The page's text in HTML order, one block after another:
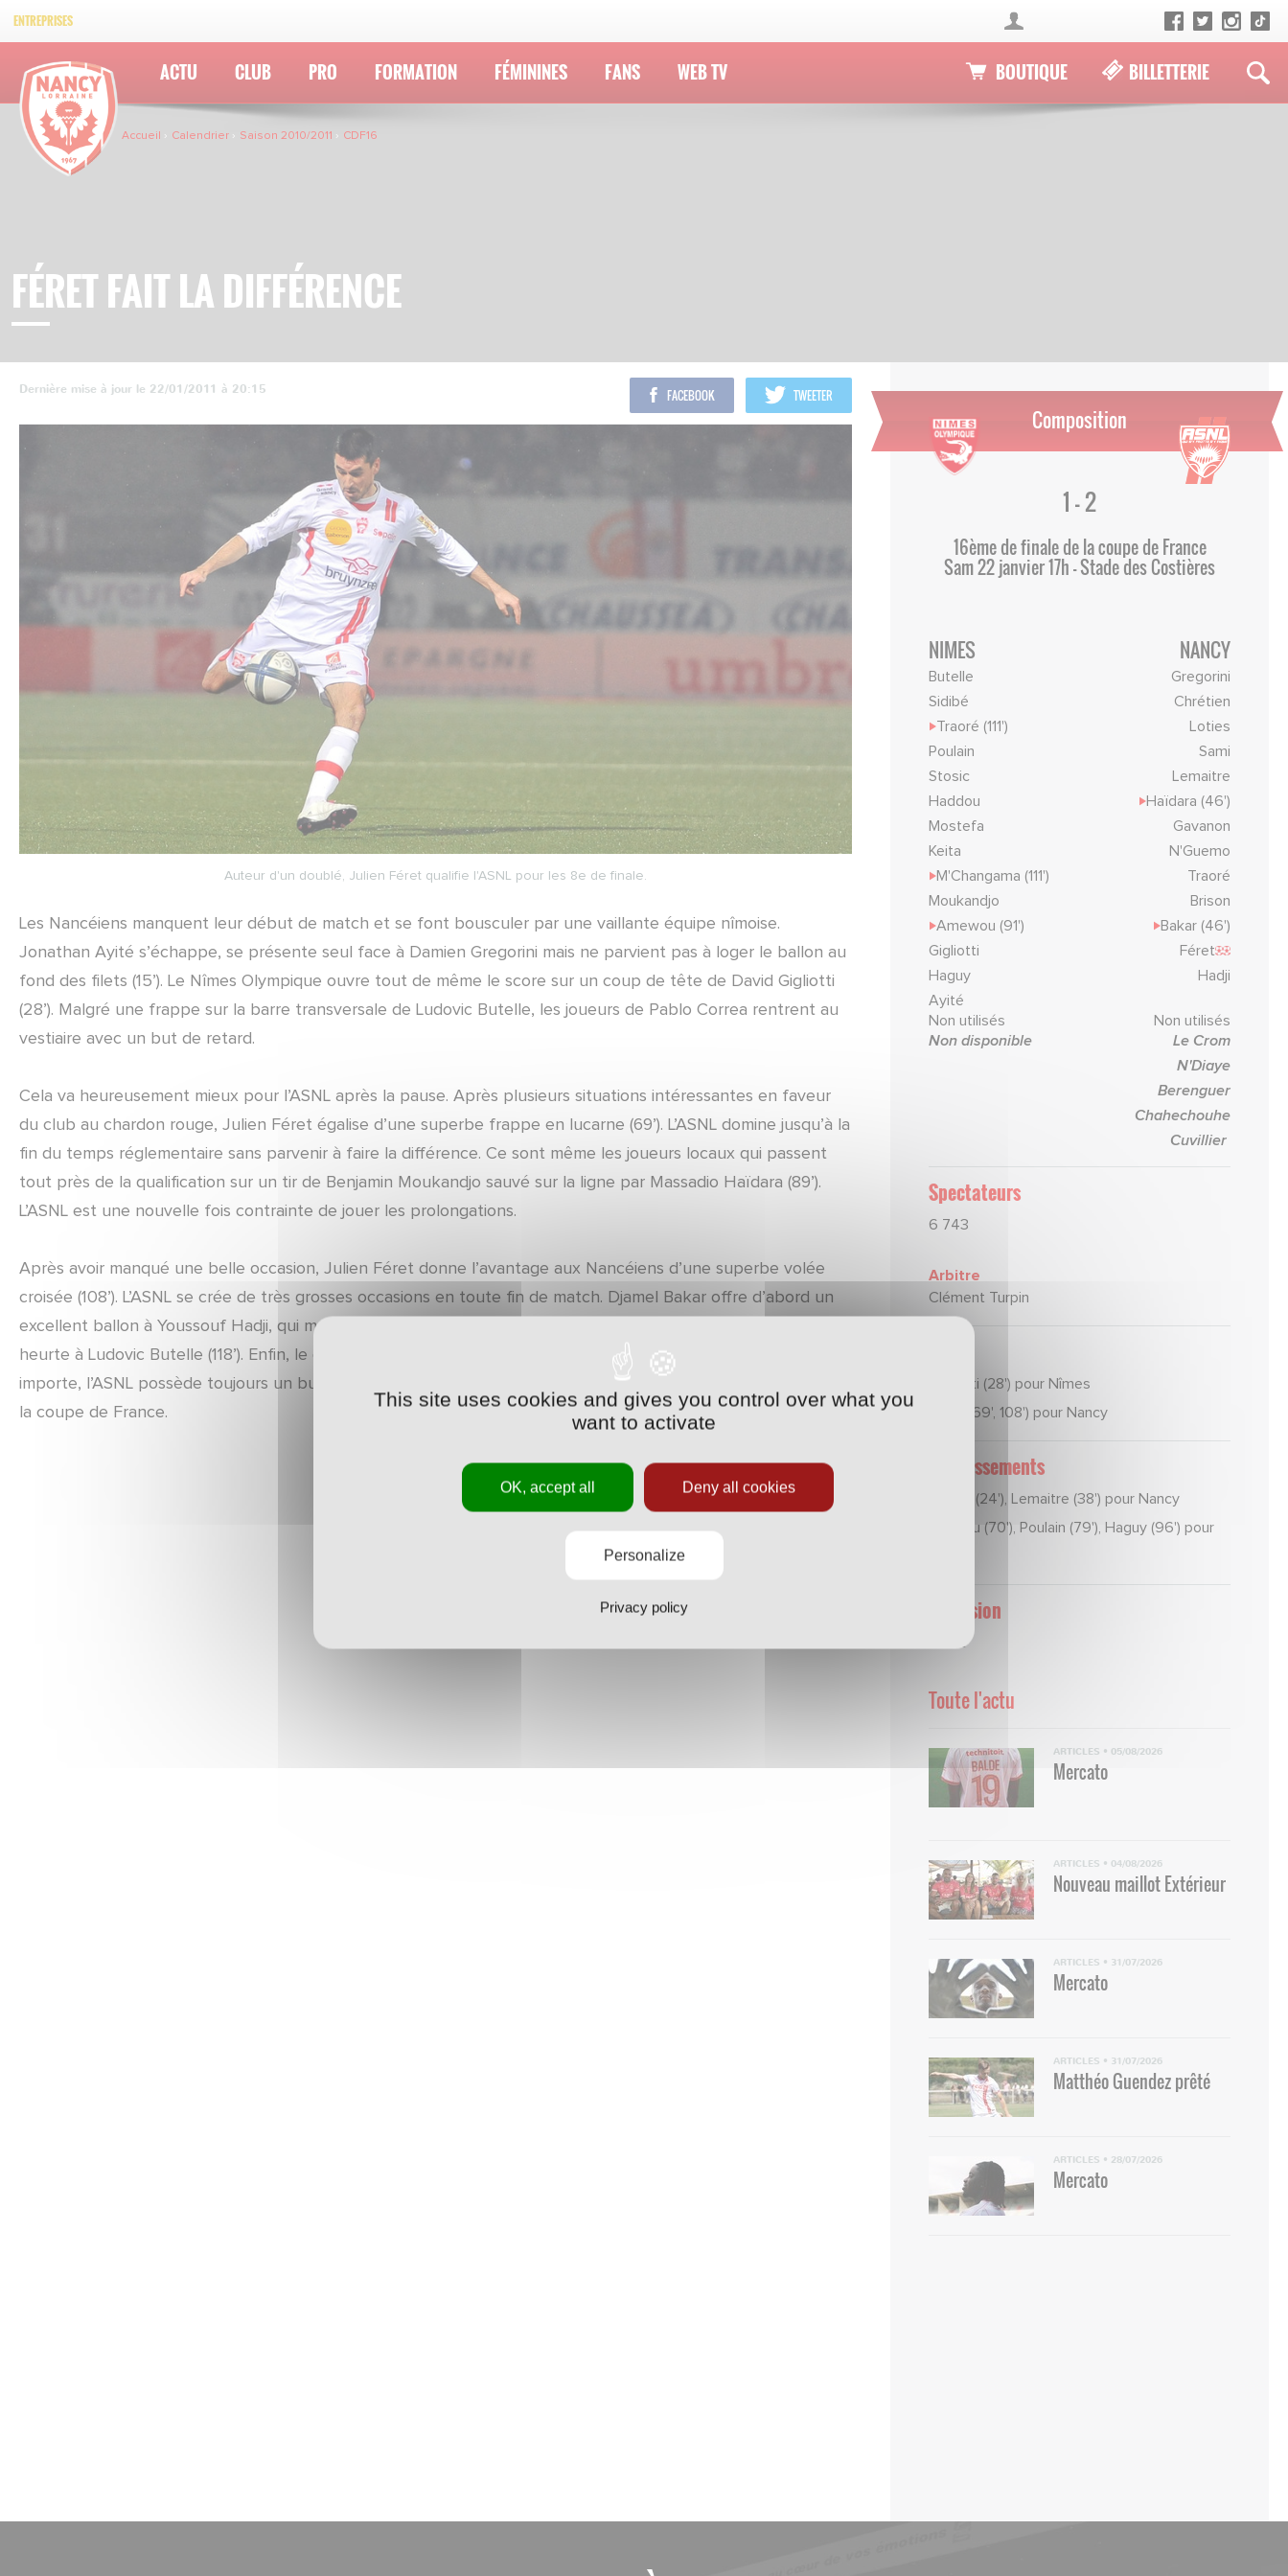
ENTREPRISES
ACTU CLUB PRO FORMATION FÉMININES FANS WEB TV BOUTIQUE BILLETTERIE
Accueil Calendrier Saison 2010/2011 CDF16
FÉRET FAIT LA DIFFÉRENCE
Dernière mise à jour le 22/01/2011 à 20:15 FACEBOOK TWEETER
Auteur d'un doublé, Julien Féret qualifie l'ASNL pour les 8e de finale.
Les Nancéiens manquent leur début de match et se font bousculer par une vaillante équipe nîmoise.
Jonathan Ayité s’échappe, se présente seul face à Damien Gregorini mais ne parvient pas à loger le ballon au
fond des filets (15’). Le Nîmes Olympique ouvre tout de même le score sur un coup de tête de David Gigliotti
(28’). Malgré une frappe sur la barre transversale de Ludovic Butelle, les joueurs de Pablo Correa rentrent au
vestiaire avec un but de retard.
Cela va heureusement mieux pour l’ASNL après la pause. Après plusieurs situations intéressantes en faveur
du club au chardon rouge, Julien Féret égalise d’une superbe frappe en lucarne (69’). L’ASNL domine jusqu’à la
fin du temps réglementaire sans parvenir à faire la différence. Ce sont même les joueurs locaux qui passent
tout près de la qualification sur un tir de Benjamin Moukandjo sauvé sur la ligne par Massadio Haïdara (89’).
L’ASNL est une nouvelle fois contrainte de jouer les prolongations.
Après avoir manqué une belle occasion, Julien Féret donne l’avantage aux Nancéiens d’une superbe volée
croisée (108’). L’ASNL se crée de très grosses occasions en toute fin de match. Djamel Bakar offre d’abord un
excellent ballon à Youssouf Hadji, qui manque le cadre (117’). L’international espoir part ensuite seul, mais se
heurte à Ludovic Butelle (118’). Enfin, le gardien nîmois repousse une tentative de Bakaye Traoré (119’). Peu
importe, l’ASNL possède toujours un but d’avance au coup de sifflet final et se qualifie pour les 8e de finale de
la coupe de France.
Composition
1 - 2
16ème de finale de la coupe de France
Sam 22 janvier 17h - Stade des Costières
NIMES
Butelle
Sidibé
Traoré (111')
Poulain
Stosic
Haddou
Mostefa
Keita
M'Changama (111')
Moukandjo
Amewou (91')
Gigliotti
Haguy
Ayité
NANCY
Gregorini
Chrétien
Loties
Sami
Lemaitre
Haïdara (46')
Gavanon
N'Guemo
Traoré
Brison
Bakar (46')
Féret
Hadji
Non utilisés
Non disponible
Non utilisés
Le Crom
N'Diaye
Berenguer
Chahechouhe
Cuvillier
Spectateurs
6 743
Arbitre
Clément Turpin
Gigliotti (28') pour Nîmes
Féret (69', 108') pour Nancy
Avertissements
Traoré (24'), Lemaitre (38') pour Nancy
Haddou (70'), Poulain (79'), Haguy (96') pour
Expulsion
Toute l'actu
ARTICLES • 05/08/2026
Mercato
ARTICLES • 04/08/2026
Nouveau maillot Extérieur
ARTICLES • 31/07/2026
Mercato
ARTICLES • 31/07/2026
Matthéo Guendez prêté
ARTICLES • 28/07/2026
Mercato
This site uses cookies and gives you control over what you
want to activate
OK, accept all Deny all cookies
Personalize
Privacy policy